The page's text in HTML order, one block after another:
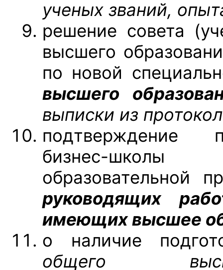
ученых званий,
решение совета
высшего
по новой
высшего
выписки из
подтверждение
бизнес-
образовательной
руководящих
имеющих высшее
о наличие
общего